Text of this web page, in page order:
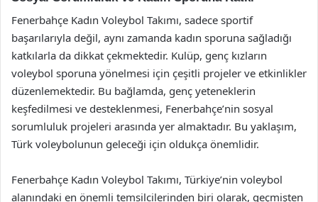
Fenerbahçe Kadın Voleybol Takımı, sadece sportif
başarılarıyla değil, aynı zamanda kadın sporuna sağladığı
katkılarla da dikkat çekmektedir. Kulüp, genç kızların
voleybol sporuna yönelmesi için çeşitli projeler ve etkinlikler
düzenlemektedir. Bu bağlamda, genç yeteneklerin
keşfedilmesi ve desteklenmesi, Fenerbahçe’nin sosyal
sorumluluk projeleri arasında yer almaktadır. Bu yaklaşım,
Türk voleybolunun geleceği için oldukça önemlidir.
Fenerbahçe Kadın Voleybol Takımı, Türkiye’nin voleybol
alanındaki en önemli temsilcilerinden biri olarak, geçmişten